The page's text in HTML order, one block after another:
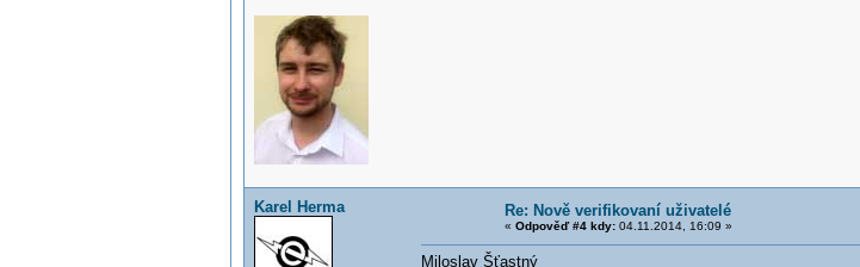
Karel Herma Re: Nově verifikovaní uživatelé
« Odpověď #4 kdy:04.11.2014, 16:09 »
Miloslav Šťastný